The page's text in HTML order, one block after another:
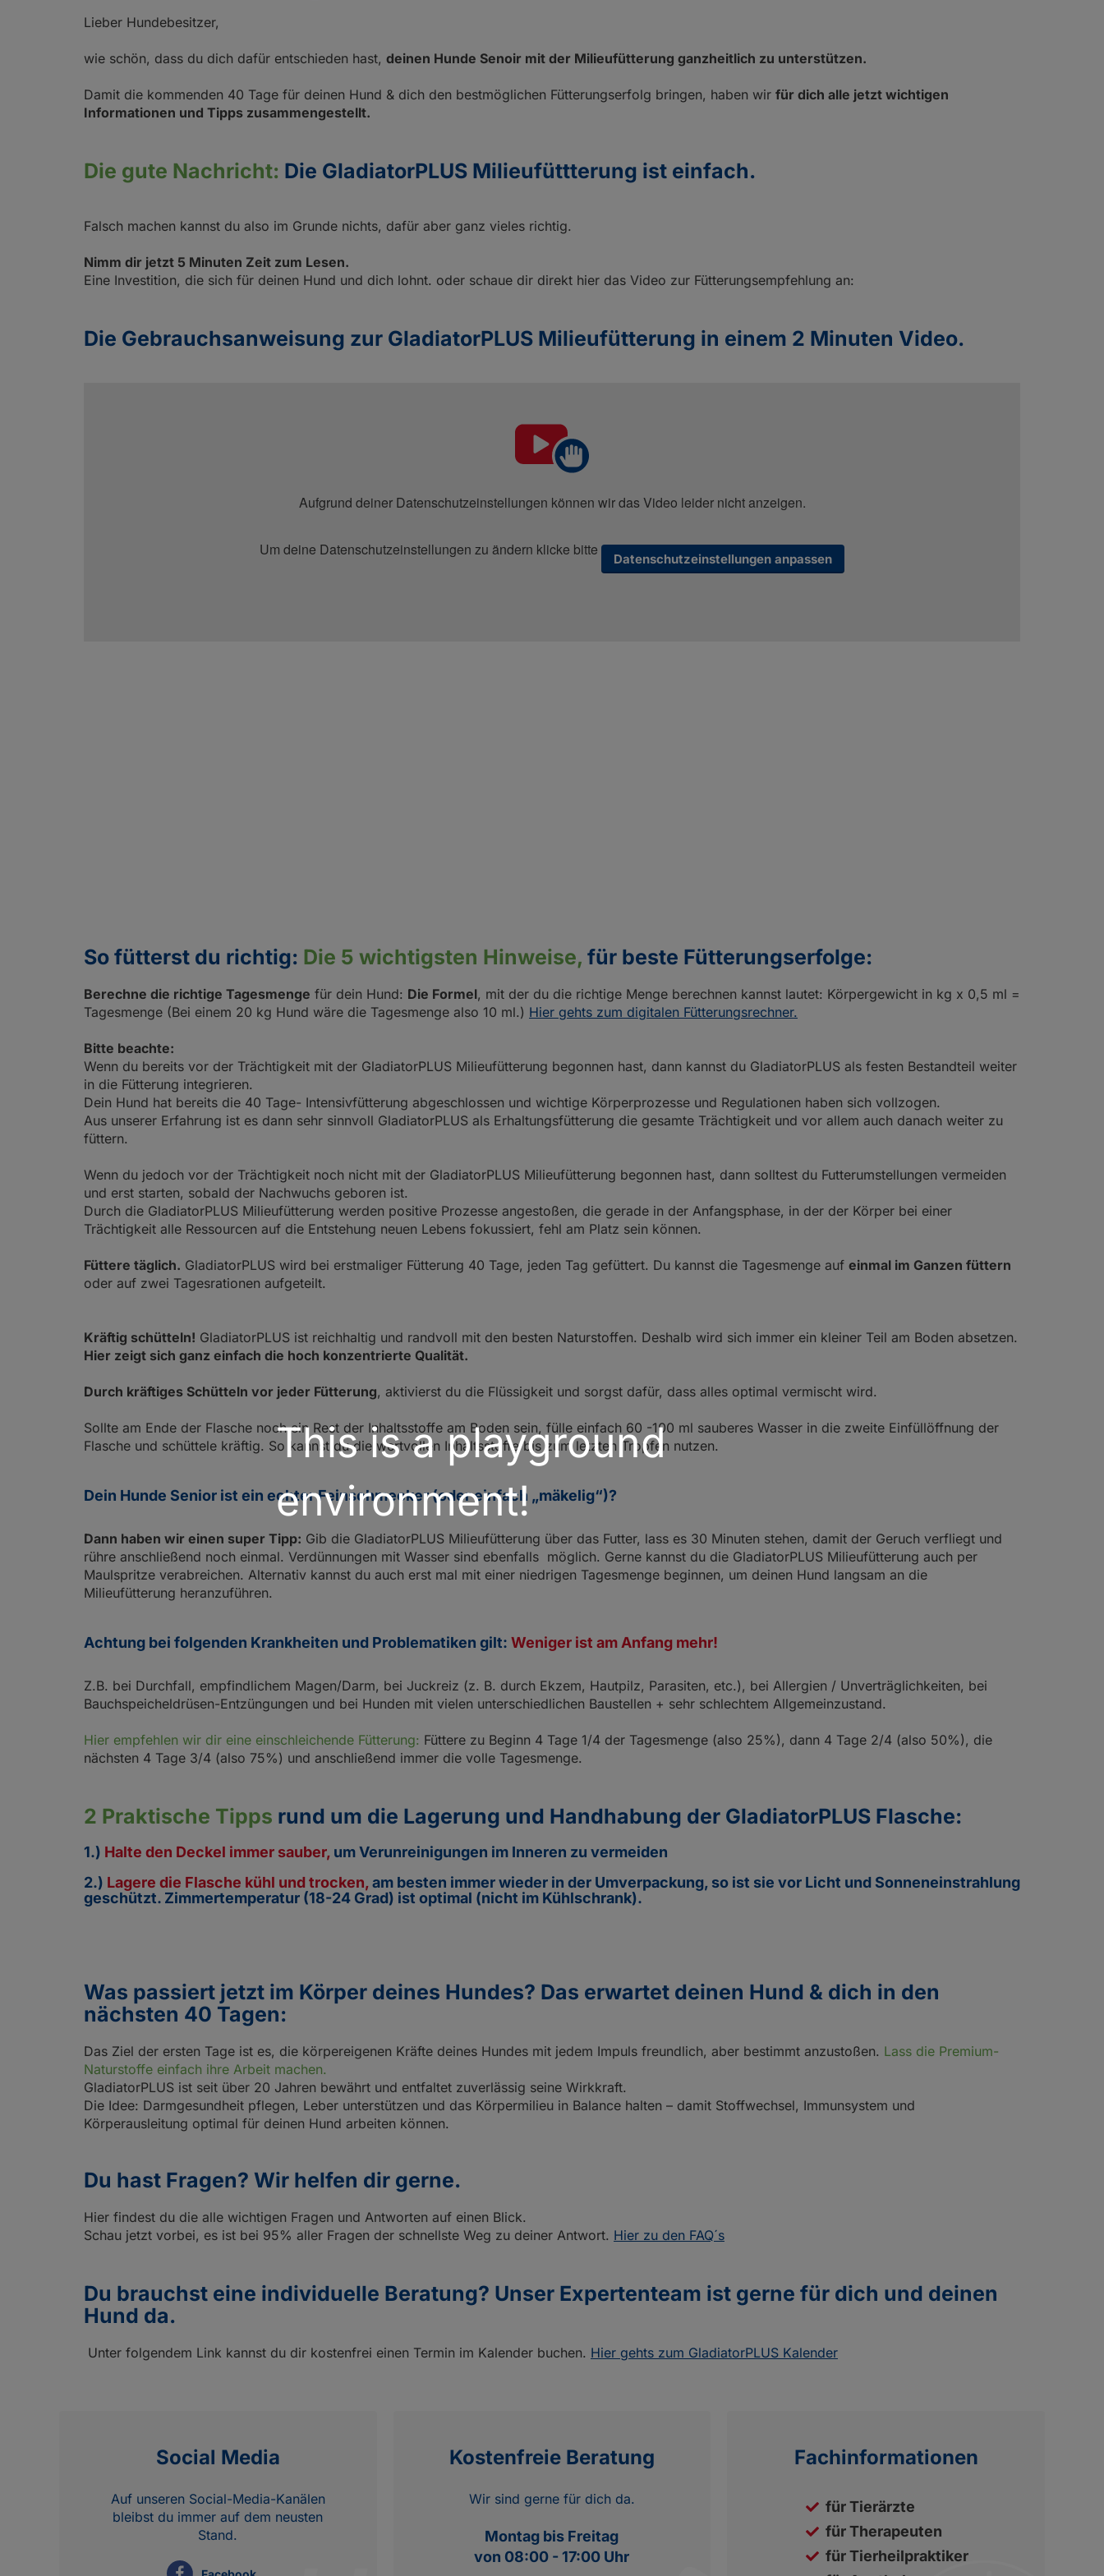
This is a playground
environment!
Überzeugt von GladiatorPLUS: Weltmeister, Reitsportprofis und
für den Tierschutz und zum Schutz der
Lieber Hundebesitzer,
wie schön, dass du dich dafür entschieden hast, deinen Hunde Senoir mit der Milieufütterung ganzheitlich zu unterstützen.
Damit die kommenden 40 Tage für deinen Hund & dich den bestmöglichen Fütterungserfolg bringen, haben wir für dich alle jetzt wichtigen
Informationen und Tipps zusammengestellt.
Die gute Nachricht: Die GladiatorPLUS Milieufüttterung ist einfach.
Falsch machen kannst du also im Grunde nichts, dafür aber ganz vieles richtig.
Nimm dir jetzt 5 Minuten Zeit zum Lesen.
Eine Investition, die sich für deinen Hund und dich lohnt. oder schaue dir direkt hier das Video zur Fütterungsempfehlung an:
Die Gebrauchsanweisung zur GladiatorPLUS Milieufütterung in einem 2 Minuten Video.
Aufgrund deiner Datenschutzeinstellungen können wir das Video leider nicht anzeigen.
Um deine Datenschutzeinstellungen zu ändern klicke bitte
Datenschutzeinstellungen anpassen
So fütterst du richtig: Die 5 wichtigsten Hinweise, für beste Fütterungserfolge:
Berechne die richtige Tagesmenge für dein Hund: Die Formel, mit der du die richtige Menge berechnen kannst lautet: Körpergewicht in kg x 0,5 ml =
Tagesmenge (Bei einem 20 kg Hund wäre die Tagesmenge also 10 ml.) Hier gehts zum digitalen Fütterungsrechner.
Bitte beachte:
Wenn du bereits vor der Trächtigkeit mit der GladiatorPLUS Milieufütterung begonnen hast, dann kannst du GladiatorPLUS als festen Bestandteil weiter
in die Fütterung integrieren.
Dein Hund hat bereits die 40 Tage- Intensivfütterung abgeschlossen und wichtige Körperprozesse und Regulationen haben sich vollzogen.
Aus unserer Erfahrung ist es dann sehr sinnvoll GladiatorPLUS als Erhaltungsfütterung die gesamte Trächtigkeit und vor allem auch danach weiter zu
füttern.
Wenn du jedoch vor der Trächtigkeit noch nicht mit der GladiatorPLUS Milieufütterung begonnen hast, dann solltest du Futterumstellungen vermeiden
und erst starten, sobald der Nachwuchs geboren ist.
Durch die GladiatorPLUS Milieufütterung werden positive Prozesse angestoßen, die gerade in der Anfangsphase, in der der Körper bei einer
Trächtigkeit alle Ressourcen auf die Entstehung neuen Lebens fokussiert, fehl am Platz sein können.
Füttere täglich. GladiatorPLUS wird bei erstmaliger Fütterung 40 Tage, jeden Tag gefüttert. Du kannst die Tagesmenge auf einmal im Ganzen füttern
oder auf zwei Tagesrationen aufgeteilt.
Kräftig schütteln! GladiatorPLUS ist reichhaltig und randvoll mit den besten Naturstoffen. Deshalb wird sich immer ein kleiner Teil am Boden absetzen.
Hier zeigt sich ganz einfach die hoch konzentrierte Qualität.
Durch kräftiges Schütteln vor jeder Fütterung, aktivierst du die Flüssigkeit und sorgst dafür, dass alles optimal vermischt wird.
Sollte am Ende der Flasche noch ein Rest der Inhaltsstoffe am Boden sein, fülle einfach 60 -100 ml sauberes Wasser in die zweite Einfüllöffnung der
Flasche und schüttele kräftig. So kannst du die wertvollen Inhaltsstoffe bis zum letzten Tropfen nutzen.
Dein Hunde Senior ist ein echter Feinschmecker (oder einfach „mäkelig“)?
Dann haben wir einen super Tipp: Gib die GladiatorPLUS Milieufütterung über das Futter, lass es 30 Minuten stehen, damit der Geruch verfliegt und
rühre anschließend noch einmal. Verdünnungen mit Wasser sind ebenfalls möglich. Gerne kannst du die GladiatorPLUS Milieufütterung auch per
Maulspritze verabreichen. Alternativ kannst du auch erst mal mit einer niedrigen Tagesmenge beginnen, um deinen Hund langsam an die
Milieufütterung heranzuführen.
Achtung bei folgenden Krankheiten und Problematiken gilt: Weniger ist am Anfang mehr!
Z.B. bei Durchfall, empfindlichem Magen/Darm, bei Juckreiz (z. B. durch Ekzem, Hautpilz, Parasiten, etc.), bei Allergien / Unverträglichkeiten, bei
Bauchspeicheldrüsen-Entzüngungen und bei Hunden mit vielen unterschiedlichen Baustellen + sehr schlechtem Allgemeinzustand.
Hier empfehlen wir dir eine einschleichende Fütterung: Füttere zu Beginn 4 Tage 1/4 der Tagesmenge (also 25%), dann 4 Tage 2/4 (also 50%), die
nächsten 4 Tage 3/4 (also 75%) und anschließend immer die volle Tagesmenge.
2 Praktische Tipps rund um die Lagerung und Handhabung der GladiatorPLUS Flasche:
1.) Halte den Deckel immer sauber, um Verunreinigungen im Inneren zu vermeiden
2.) Lagere die Flasche kühl und trocken,am besten immer wieder in der Umverpackung, so ist sie vor Licht und Sonneneinstrahlung
geschützt. Zimmertemperatur (18-24 Grad) ist optimal (nicht im Kühlschrank).
Was passiert jetzt im Körper deines Hundes? Das erwartet deinen Hund & dich in den
nächsten 40 Tagen:
Das Ziel der ersten Tage ist es, die körpereigenen Kräfte deines Hundes mit jedem Impuls freundlich, aber bestimmt anzustoßen. Lass die Premium-
Naturstoffe einfach ihre Arbeit machen.
GladiatorPLUS ist seit über 20 Jahren bewährt und entfaltet zuverlässig seine Wirkkraft.
Die Idee: Darmgesundheit pflegen, Leber unterstützen und das Körpermilieu in Balance halten – damit Stoffwechsel, Immunsystem und
Körperausleitung optimal für deinen Hund arbeiten können.
Du hast Fragen? Wir helfen dir gerne.
Hier findest du die alle wichtigen Fragen und Antworten auf einen Blick.
Schau jetzt vorbei, es ist bei 95% aller Fragen der schnellste Weg zu deiner Antwort. Hier zu den FAQ´s
Du brauchst eine individuelle Beratung? Unser Expertenteam ist gerne für dich und deinen
Hund da.
Unter folgendem Link kannst du dir kostenfrei einen Termin im Kalender buchen. Hier gehts zum GladiatorPLUS Kalender
Social Media
Auf unseren Social-Media-Kanälen
bleibst du immer auf dem neusten
Stand.
Kostenfreie Beratung
Wir sind gerne für dich da.
Montag bis Freitag
von 08:00 - 17:00 Uhr
Fachinformationen
für Tierärzte
für Therapeuten
für Tierheilpraktiker